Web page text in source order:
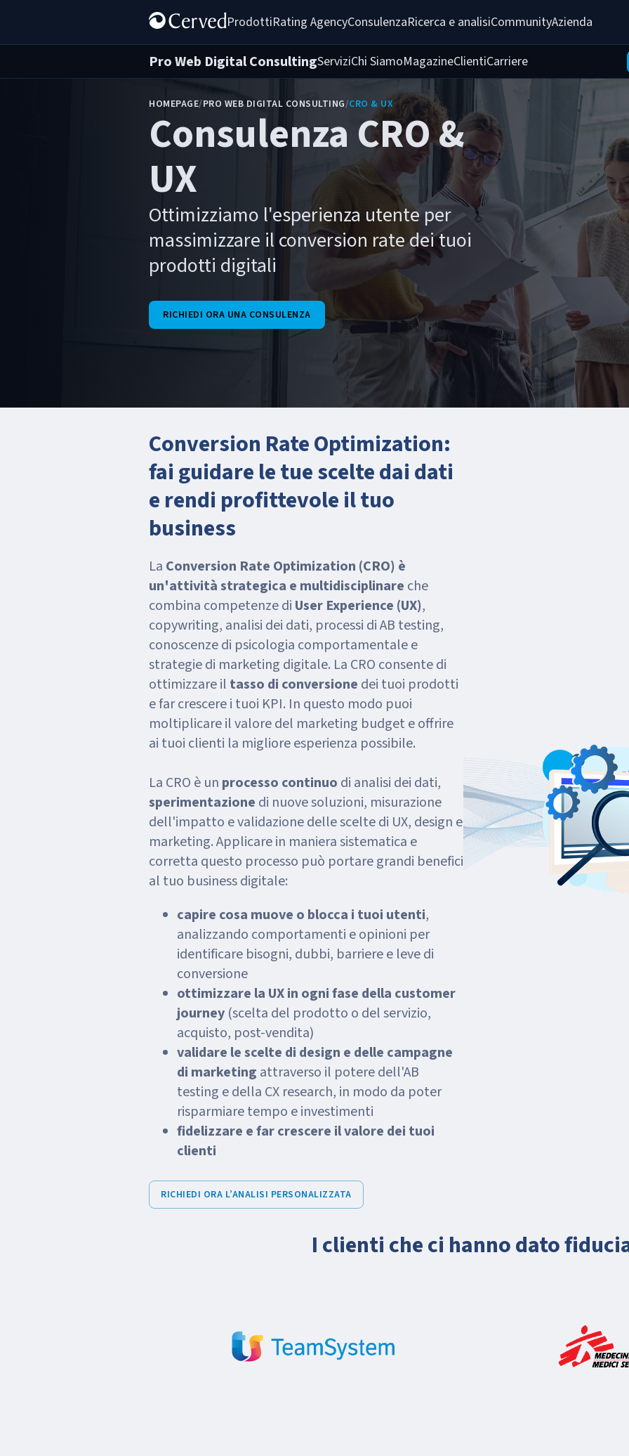
ProdottiRating AgencyConsulenzaRicerca e analisiCommunityAzienda
Pro Web Digital ConsultingServiziChi SiamoMagazineClientiCarriere
HOMEPAGE/PRO WEB DIGITAL CONSULTING/CRO & UX
Consulenza CRO &
UX
Ottimizziamo l'esperienza utente per
massimizzare il conversion rate dei tuoi
prodotti digitali
RICHIEDI ORA UNA CONSULENZA
Conversion Rate Optimization:
fai guidare le tue scelte dai dati
e rendi profittevole il tuo
business
La Conversion Rate Optimization (CRO) è
un'attività strategica e multidisciplinare che
combina competenze di User Experience (UX),
copywriting, analisi dei dati, processi di AB testing,
conoscenze di psicologia comportamentale e
strategie di marketing digitale. La CRO consente di
ottimizzare il tasso di conversione dei tuoi prodotti
e far crescere i tuoi KPI. In questo modo puoi
moltiplicare il valore del marketing budget e offrire
ai tuoi clienti la migliore esperienza possibile.
La CRO è un processo continuo di analisi dei dati,
sperimentazione di nuove soluzioni, misurazione
dell'impatto e validazione delle scelte di UX, design e
marketing. Applicare in maniera sistematica e
corretta questo processo può portare grandi benefici
al tuo business digitale:
capire cosa muove o blocca i tuoi utenti,
analizzando comportamenti e opinioni per
identificare bisogni, dubbi, barriere e leve di
conversione
ottimizzare la UX in ogni fase della customer
journey (scelta del prodotto o del servizio,
acquisto, post-vendita)
validare le scelte di design e delle campagne
di marketing attraverso il potere dell'AB
testing e della CX research, in modo da poter
risparmiare tempo e investimenti
fidelizzare e far crescere il valore dei tuoi
clienti
RICHIEDI ORA L’ANALISI PERSONALIZZATA
I clienti che ci hanno dato